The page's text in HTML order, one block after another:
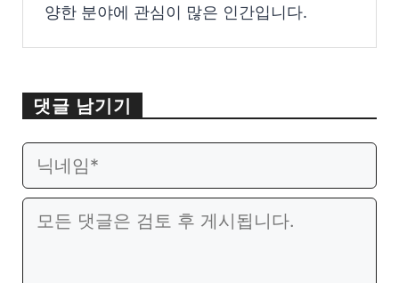
양한 분야에 관심이 많은 인간입니다.
댓글 남기기
댓
이
일
웹
이